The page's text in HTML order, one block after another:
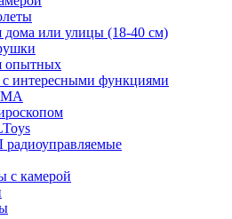
дома или улицы (18-40 см)
опытных
с интересными функциями
с камерой